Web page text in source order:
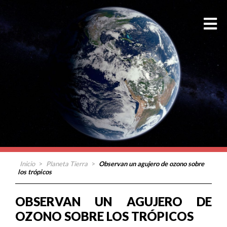
Inicio > Planeta Tierra > Observan un agujero de ozono sobre
los trópicos
OBSERVAN UN AGUJERO DE
OZONO SOBRE LOS TRÓPICOS